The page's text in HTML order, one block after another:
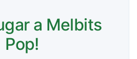
a Melbits
Pop!